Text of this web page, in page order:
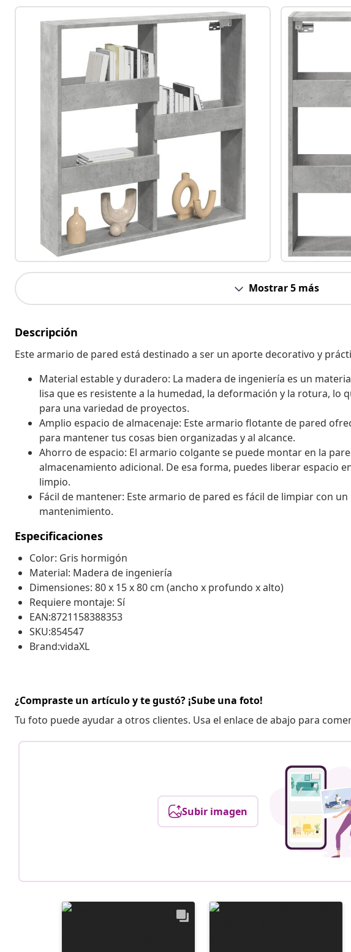
Mostrar 5 más
Descripción
Este armario de pared está destinado a ser un aporte decorativo y
Material estable y duradero: La madera de ingeniería es un
lisa que es resistente a la humedad, la deformación y la rotura, lo
para una variedad de proyectos.
Amplio espacio de almacenaje: Este armario flotante de pared
para mantener tus cosas bien organizadas y al alcance.
Ahorro de espacio: El armario colgante se puede montar en la
almacenamiento adicional. De esa forma, puedes liberar espacio
limpio.
Fácil de mantener: Este armario de pared es fácil de limpiar con
mantenimiento.
Especificaciones
Color: Gris hormigón
Material: Madera de ingeniería
Dimensiones: 80 x 15 x 80 cm (ancho x profundo x alto)
Requiere montaje: Sí
EAN:8721158388353
SKU:854547
Brand:vidaXL
¿Compraste un artículo y te gustó? ¡Sube una foto!
Tu foto puede ayudar a otros clientes. Usa el enlace de abajo para
Subir imagen